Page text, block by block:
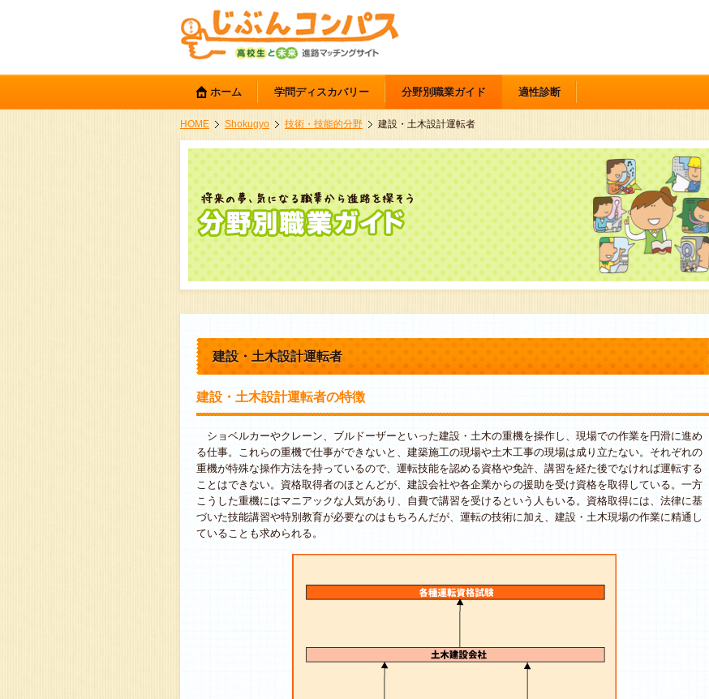
ホーム 学問ディスカバリー 分野別職業ガイド 適性診断
HOME Shokugyo 技術・技能的分野 建設・土木設計運転者
建設・土木設計運転者
建設・土木設計運転者の特徴
ショベルカーやクレーン、ブルドーザーといった建設・土木の重機を操作し、現場での作業を円滑に進め
る仕事。これらの重機で仕事ができないと、建築施工の現場や土木工事の現場は成り立たない。それぞれの
重機が特殊な操作方法を持っているので、運転技能を認める資格や免許、講習を経た後でなければ運転する
ことはできない。資格取得者のほとんどが、建設会社や各企業からの援助を受け資格を取得している。一方
こうした重機にはマニアックな人気があり、自費で講習を受けるという人もいる。資格取得には、法律に基
づいた技能講習や特別教育が必要なのはもちろんだが、運転の技術に加え、建設・土木現場の作業に精通し
ていることも求められる。